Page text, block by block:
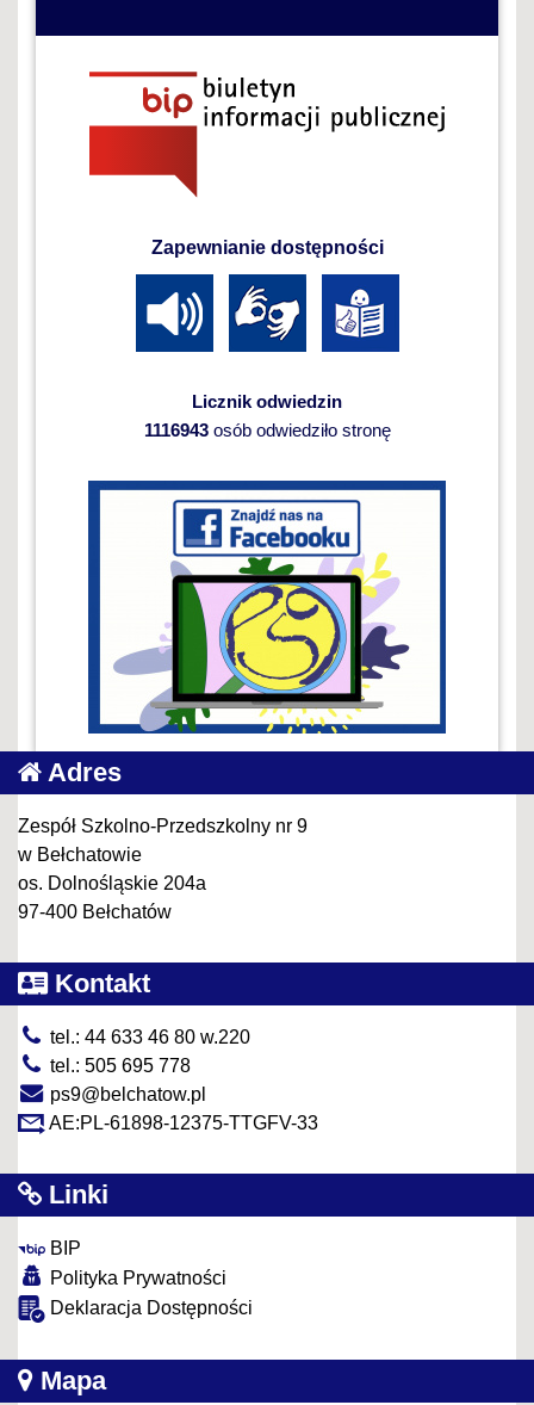
Zapewnianie dostępności
Licznik odwiedzin
1116943osób odwiedziło stronę
Adres
Zespół Szkolno-Przedszkolny nr 9
w Bełchatowie
os. Dolnośląskie 204a
97-400 Bełchatów
Kontakt
tel.: 44 633 46 80 w.220
tel.: 505 695 778
ps9@belchatow.pl
AE:PL-61898-12375-TTGFV-33
Linki
BIP
Polityka Prywatności
Deklaracja Dostępności
Mapa